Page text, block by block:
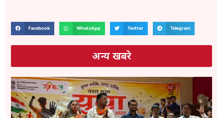
Facebook WhatsApp Twitter Telegram
अन्य खबरे